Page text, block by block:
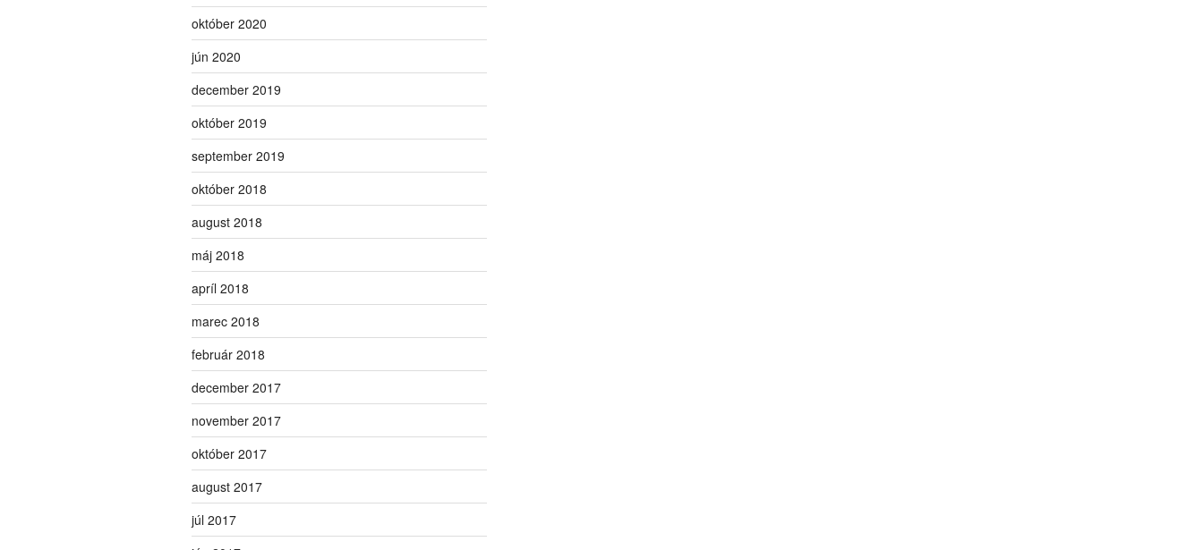
október 2020
jún 2020
december 2019
október 2019
september 2019
október 2018
august 2018
máj 2018
apríl 2018
marec 2018
február 2018
december 2017
november 2017
október 2017
august 2017
júl 2017